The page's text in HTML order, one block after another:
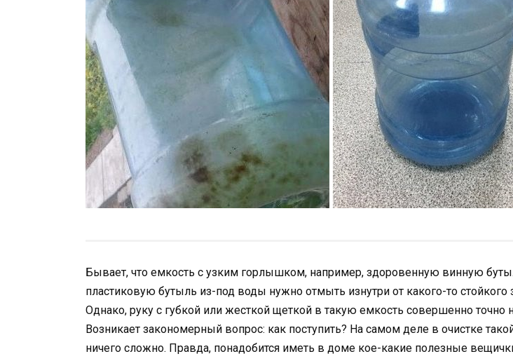
Бывает, что емкость с узким горлышком, например, здоровенную винную
пластиковую бутыль из-под воды нужно отмыть изнутри от какого-то стойкого
Однако, руку с губкой или жесткой щеткой в такую емкость совершенно точно
Возникает закономерный вопрос: как поступить? На самом деле в очистке
ничего сложно. Правда, понадобится иметь в доме кое-какие полезные